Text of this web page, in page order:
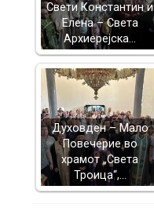
Свети Константин и
Елена – Света
Архиерејска…
Духовден – Мало
Повечерие во
храмот „Света
Троица“,…